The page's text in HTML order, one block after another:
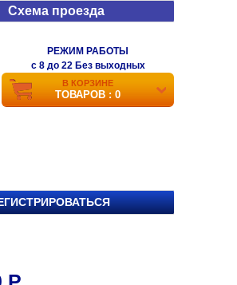
Схема проезда
РЕЖИМ РАБОТЫ
c 8 до 22 Без выходных
В КОРЗИНЕ
ТОВАРОВ : 0